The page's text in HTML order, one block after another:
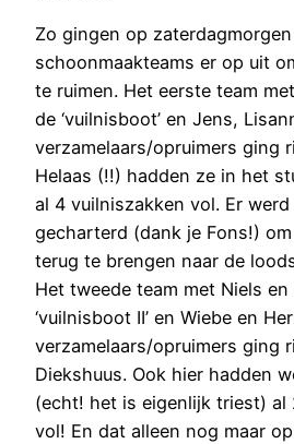
Zo gingen op
schoonmaakteams er op uit
te ruimen. Het eerste team
de ‘vuilnisboot’ en Jens,
verzamelaars/opruimers ging
Helaas (!!) hadden ze in het
al 4 vuilniszakken vol. Er
gecharterd (dank je Fons!)
terug te brengen naar de
Het tweede team met Niels
‘vuilnisboot II’ en Wiebe en
verzamelaars/opruimers ging
Diekshuus. Ook hier hadden
(echt! het is eigenlijk triest) al
vol! En dat alleen nog maar